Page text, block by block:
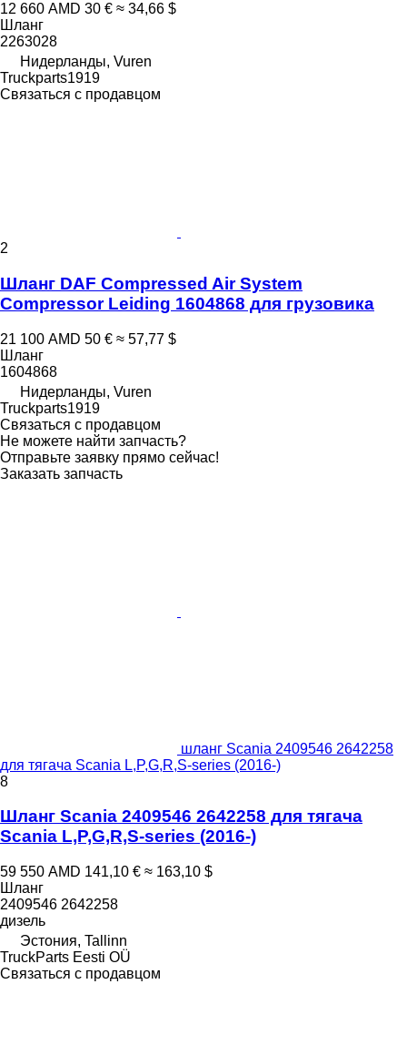
12 660 AMD 30 € ≈ 34,66 $
Шланг
2263028
Нидерланды, Vuren
Truckparts1919
Связаться с продавцом
2
Шланг DAF Compressed Air System
Compressor Leiding 1604868 для грузовика
21 100 AMD 50 € ≈ 57,77 $
Шланг
1604868
Нидерланды, Vuren
Truckparts1919
Связаться с продавцом
Не можете найти запчасть?
Отправьте заявку прямо сейчас!
Заказать запчасть
шланг Scania 2409546 2642258
для тягача Scania L,P,G,R,S-series (2016-)
8
Шланг Scania 2409546 2642258 для тягача
Scania L,P,G,R,S-series (2016-)
59 550 AMD 141,10 € ≈ 163,10 $
Шланг
2409546 2642258
дизель
Эстония, Tallinn
TruckParts Eesti OÜ
Связаться с продавцом